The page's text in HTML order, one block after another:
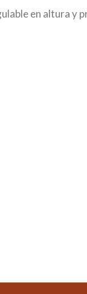
en altura y